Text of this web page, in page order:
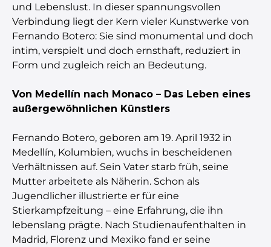
und Lebenslust. In dieser spannungsvollen
Verbindung liegt der Kern vieler Kunstwerke von
Fernando Botero: Sie sind monumental und doch
intim, verspielt und doch ernsthaft, reduziert in
Form und zugleich reich an Bedeutung.
Von Medellín nach Monaco – Das Leben eines
außergewöhnlichen Künstlers
Fernando Botero, geboren am 19. April 1932 in
Medellín, Kolumbien, wuchs in bescheidenen
Verhältnissen auf. Sein Vater starb früh, seine
Mutter arbeitete als Näherin. Schon als
Jugendlicher illustrierte er für eine
Stierkampfzeitung – eine Erfahrung, die ihn
lebenslang prägte. Nach Studienaufenthalten in
Madrid, Florenz und Mexiko fand er seine